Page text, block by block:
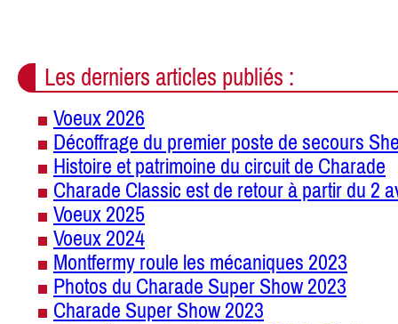
Les derniers articles publiés :
Voeux 2026
Décoffrage du premier poste de secours
Histoire et patrimoine du circuit de Charade
Charade Classic est de retour à partir du 2
Voeux 2025
Voeux 2024
Montfermy roule les mécaniques 2023
Photos du Charade Super Show 2023
Charade Super Show 2023